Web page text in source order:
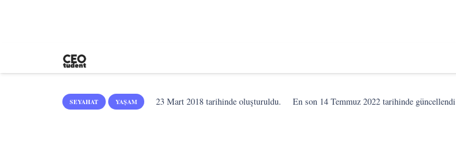
SEYAHAT YAŞAM 23 Mart 2018 tarihinde oluşturuldu. En son 14 Temmuz 2022 tarihinde güncellendi